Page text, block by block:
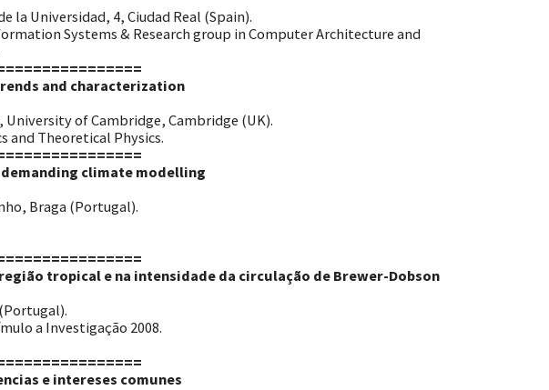
la Universidad, 4, Ciudad Real (Spain).
Systems & Research group in Computer Architecture and
and characterization
of Cambridge, Cambridge (UK).
Theoretical Physics.
climate modelling
Braga (Portugal).
tropical e na intensidade da circulação de Brewer-Dobson
a Investigação 2008.
e intereses comunes